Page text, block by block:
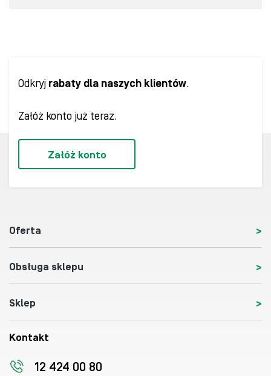
Odkryj rabaty dla naszych klientów.
Załóż konto już teraz.
Załóż konto
Oferta
Obsługa sklepu
Sklep
Kontakt
12 424 00 80